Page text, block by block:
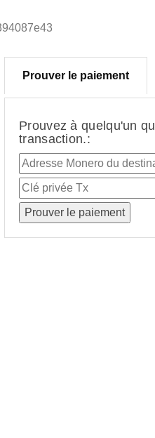
Prouver le paiement
Prouvez à quelqu'un
transaction.: